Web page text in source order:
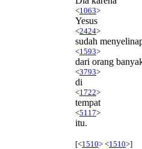
<1063>
Yesus
<2424>
sudah
<1593>
dari orang
<3793>
di
<1722>
tempat
<5117>
itu.
[<1510> <1510>]